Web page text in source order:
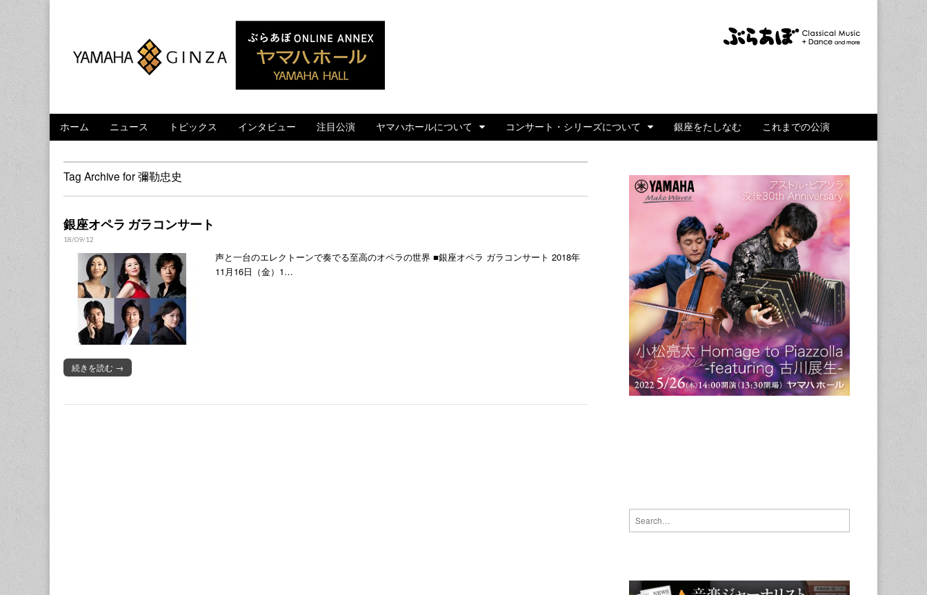
ヤマハホール|ぶらあぼ特設サイト
Main menu
Skip to content
ホーム ニュース トピックス インタビュー 注目公演 ヤマハホールについて コンサート・シリーズについて 銀座をたしなむ これまでの公演
Tag Archive for 彌勒忠史
銀座オペラ ガラコンサート
18/09/12
声と一台のエレクトーンで奏でる至高のオペラの世界 ■銀座オペラ ガラコンサート 2018年
11月16日（金）1…
続きを読む →